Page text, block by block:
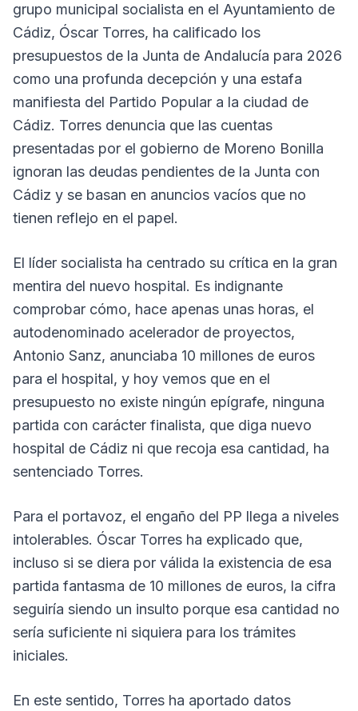
grupo municipal socialista en el Ayuntamiento de
Cádiz, Óscar Torres, ha calificado los
presupuestos de la Junta de Andalucía para 2026
como una profunda decepción y una estafa
manifiesta del Partido Popular a la ciudad de
Cádiz. Torres denuncia que las cuentas
presentadas por el gobierno de Moreno Bonilla
ignoran las deudas pendientes de la Junta con
Cádiz y se basan en anuncios vacíos que no
tienen reflejo en el papel.
El líder socialista ha centrado su crítica en la gran
mentira del nuevo hospital. Es indignante
comprobar cómo, hace apenas unas horas, el
autodenominado acelerador de proyectos,
Antonio Sanz, anunciaba 10 millones de euros
para el hospital, y hoy vemos que en el
presupuesto no existe ningún epígrafe, ninguna
partida con carácter finalista, que diga nuevo
hospital de Cádiz ni que recoja esa cantidad, ha
sentenciado Torres.
Para el portavoz, el engaño del PP llega a niveles
intolerables. Óscar Torres ha explicado que,
incluso si se diera por válida la existencia de esa
partida fantasma de 10 millones de euros, la cifra
seguiría siendo un insulto porque esa cantidad no
sería suficiente ni siquiera para los trámites
iniciales.
En este sentido, Torres ha aportado datos